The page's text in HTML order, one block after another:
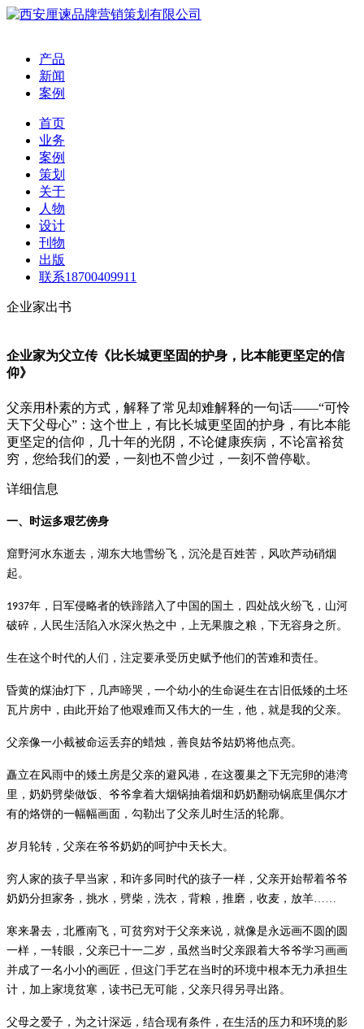
产品
新闻
案例
首页
业务
案例
策划
关于
人物
设计
刊物
出版
联系18700409911
企业家出书
企业家为父立传《比长城更坚固的护身，比本能更坚定的信
仰》
父亲用朴素的方式，解释了常见却难解释的一句话——“可怜
天下父母心”：这个世上，有比长城更坚固的护身，有比本能
更坚定的信仰，几十年的光阴，不论健康疾病，不论富裕贫
穷，您给我们的爱，一刻也不曾少过，一刻不曾停歇。
详细信息
一、 时运多艰艺傍身
窟野河水东逝去， 湖东大地雪纷飞，沉沦是百姓苦，风吹芦动硝烟
起。
1937年，日军侵略者的铁蹄踏入了中国的国土，四处战火纷飞，山河
破碎，人民生活陷入水深火热之中，上无果腹之粮，下无容身之所。
生在这个时代的人们，注定要承受历史赋予他们的苦难和责任。
昏黄的煤油灯下，几声啼哭，一个幼小的生命诞生在古旧低矮的土坯
瓦片房中，由此开始了他艰难而又伟大的一生，他，就是我的父亲。
父亲像一小截被命运丢弃的蜡烛，善良姑爷姑奶将他点亮。
矗立在风雨中的矮土房是父亲的避风港，在这覆巢之下无完卵的港湾
里，奶奶劈柴做饭、爷爷拿着大烟锅抽着烟和奶奶翻动锅底里偶尔才
有的烙饼的一幅幅画面，勾勒出了父亲儿时生活的轮廓。
岁月轮转，父亲在爷爷奶奶的呵护中天长大。
穷人家的孩子早当家，和许多同时代的孩子一样，父亲开始帮着爷爷
奶奶分担家务，挑水，劈柴，洗衣，背粮，推磨，收麦，放羊
寒来暑去，北雁南飞，可贫穷对于父亲来说，就像是永远画不圆的圆
一样，一转眼，父亲已十一二岁，虽然当时父亲跟着大爷爷学习画画
并成了一名小小的画匠，但这门手艺在当时的环境中根本无力承担生
计，加上家境贫寒，读书已无可能，父亲只得另寻出路。
父母之爱子，为之计深远，结合现有条件，在生活的压力和环境的影